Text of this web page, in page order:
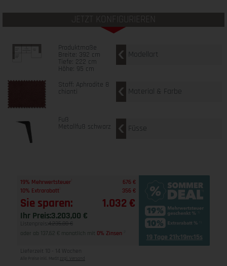
JETZT KONFIGURIEREN
Produktmaße
Breite: 392 cm
Tiefe: 222 cm
Höhe: 95 cm
Modellart
Stoff: Aphrodite 8
chianti Material & Farbe
Fuß
Metallfuß schwarz Füsse
19% Mehrwertsteuer
676 €
10% Extrarabatt
356 €
Sie sparen: 1.032 €
Ihr Preis:3.203,00 €
Listenpreis: 4.235,00 €
oder ab 137,62 € monatlich mit 0% Zinsen 19 Tage 21h:19m:14s
Lieferzeit 10 - 14 Wochen
Alle Preise inkl. MwSt zzgl. Versand